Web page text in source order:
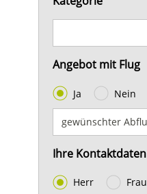
Angebot mit Flug
Ja Nein
Ihre Kontaktdaten
Herr Frau